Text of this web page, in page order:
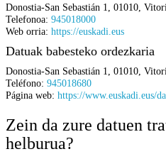
Donostia-San Sebastián 1 01010
Telefonoa: 945018000
Web orria: https://euskadi.eus
Datuak babesteko ordezkaria
Donostia-San Sebastián 1 01010
Teléfono: 945018680
Página web: https://www.euskadi.eus/
Zein da zure datuen
helburua?